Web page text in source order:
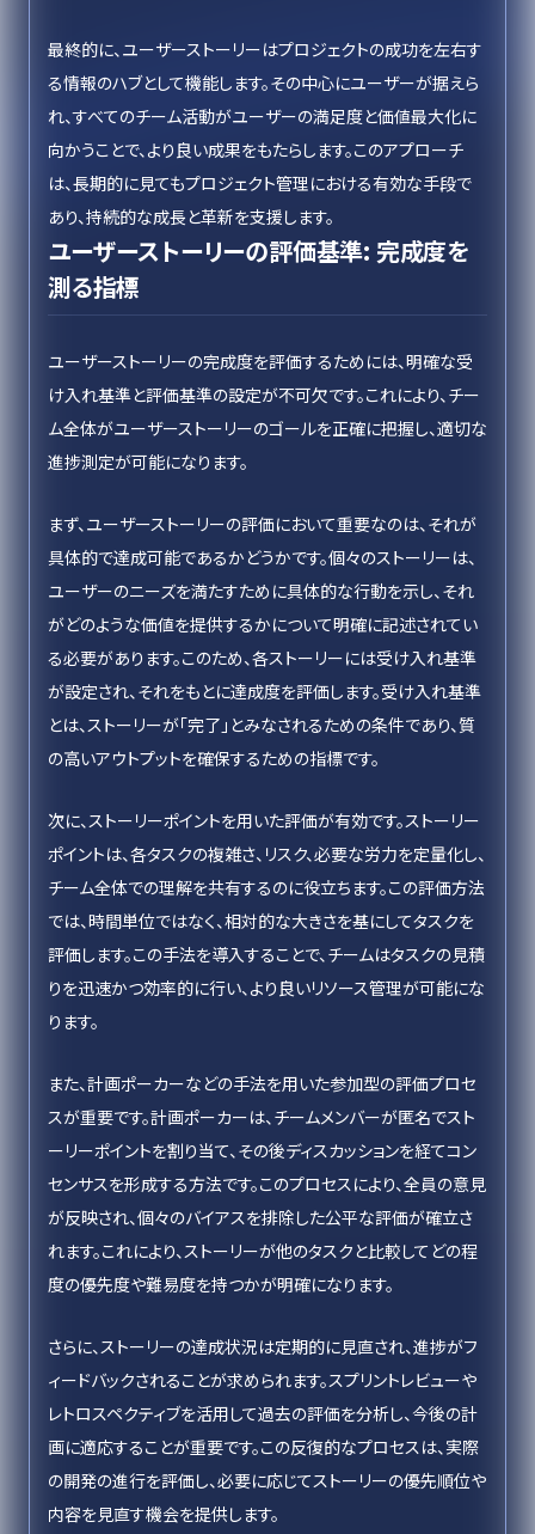
最終的に、ユーザーストーリーはプロジェクトの成功を左右す
る情報のハブとして機能します。その中心にユーザーが据えら
れ、すべてのチーム活動がユーザーの満足度と価値最大化に
向かうことで、より良い成果をもたらします。このアプローチ
は、長期的に見てもプロジェクト管理における有効な手段で
あり、持続的な成長と革新を支援します。
ユーザーストーリーの評価基準: 完成度を
測る指標
ユーザーストーリーの完成度を評価するためには、明確な受
け入れ基準と評価基準の設定が不可欠です。これにより、チー
ム全体がユーザーストーリーのゴールを正確に把握し、適切な
進捗測定が可能になります。
まず、ユーザーストーリーの評価において重要なのは、それが
具体的で達成可能であるかどうかです。個々のストーリーは、
ユーザーのニーズを満たすために具体的な行動を示し、それ
がどのような価値を提供するかについて明確に記述されてい
る必要があります。このため、各ストーリーには受け入れ基準
が設定され、それをもとに達成度を評価します。受け入れ基準
とは、ストーリーが「完了」とみなされるための条件であり、質
の高いアウトプットを確保するための指標です。
次に、ストーリーポイントを用いた評価が有効です。ストーリー
ポイントは、各タスクの複雑さ、リスク、必要な労力を定量化し、
チーム全体での理解を共有するのに役立ちます。この評価方法
では、時間単位ではなく、相対的な大きさを基にしてタスクを
評価します。この手法を導入することで、チームはタスクの見積
りを迅速かつ効率的に行い、より良いリソース管理が可能にな
ります。
また、計画ポーカーなどの手法を用いた参加型の評価プロセ
スが重要です。計画ポーカーは、チームメンバーが匿名でスト
ーリーポイントを割り当て、その後ディスカッションを経てコン
センサスを形成する方法です。このプロセスにより、全員の意見
が反映され、個々のバイアスを排除した公平な評価が確立さ
れます。これにより、ストーリーが他のタスクと比較してどの程
度の優先度や難易度を持つかが明確になります。
さらに、ストーリーの達成状況は定期的に見直され、進捗がフ
ィードバックされることが求められます。スプリントレビューや
レトロスペクティブを活用して過去の評価を分析し、今後の計
画に適応することが重要です。この反復的なプロセスは、実際
の開発の進行を評価し、必要に応じてストーリーの優先順位や
内容を見直す機会を提供します。